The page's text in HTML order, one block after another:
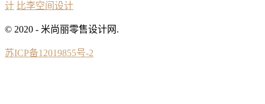
计 比李空间设计
© 2020 - 米尚丽零售设计网.
苏ICP备12019855号-2